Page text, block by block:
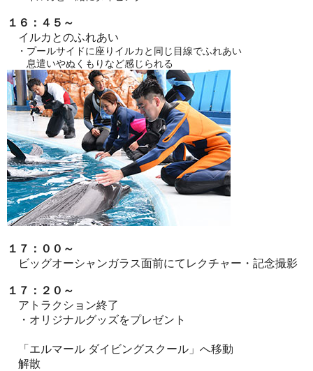
１６：４５～
イルカとのふれあい
・プールサイドに座りイルカと同じ目線でふれあい
息遣いやぬくもりなど感じられる
１７：００～
ビッグオーシャンガラス面前にてレクチャー・記念撮影
１７：２０～
アトラクション終了
・オリジナルグッズをプレゼント
「エルマール ダイビングスクール」へ移動
解散